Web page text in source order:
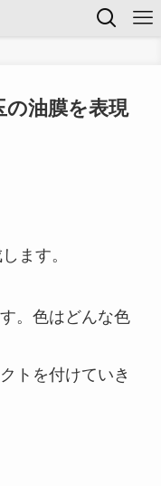
油膜を表現
ます。
。色はどんな色
トを付けていき